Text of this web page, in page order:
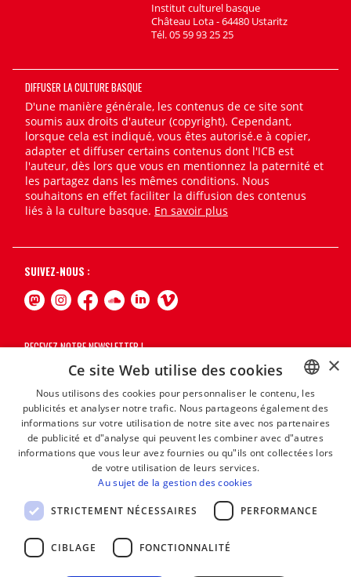
Institut culturel basque
Château Lota - 64480 Ustaritz
Tél. 05 59 93 25 25
DIFFUSER LA CULTURE BASQUE
D'une manière générale, les contenus de ce site sont
soumis aux droits d'auteur (copyright). Cependant,
lorsque cela est indiqué, vous êtes autorisé.e à copier,
adapter et diffuser certains contenus dont l'ICB est
l'auteur, dès lors que vous en mentionnez la paternité et
les partagez dans les mêmes conditions. Nous
souhaitons en effet faciliter la diffusion des contenus
liés à la culture basque. En savoir plus
SUIVEZ-NOUS :
RECEVEZ NOTRE NEWSLETTER !
BASQUE
FRENCH
×
Ce site Web utilise des cookies
Nous utilisons des cookies pour personnaliser le contenu, les
publicités et analyser notre trafic. Nous partageons également des
informations sur votre utilisation de notre site avec nos partenaires
de publicité et d"analyse qui peuvent les combiner avec d"autres
informations que vous leur avez fournies ou qu"ils ont collectées lors
de votre utilisation de leurs services.
Au sujet de la gestion des cookies
STRICTEMENT NÉCESSAIRES PERFORMANCE
CIBLAGE FONCTIONNALITÉ